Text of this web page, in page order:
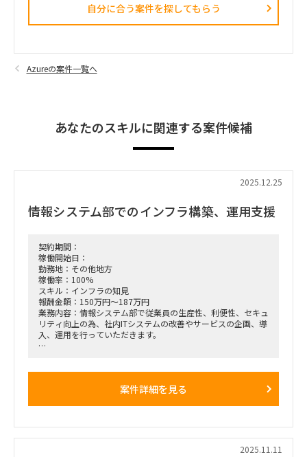
自分に合う案件を探してもらう​
Azureの案件一覧へ
あなたのスキルに関連する案件候補
2025.12.25
情報システム部でのインフラ構築、運用支援
契約期間：
稼働開始日：
勤務地：その他地方
稼働率：100%
スキル：インフラの知見
報酬金額：150万円～187万円
業務内容：情報システム部で従業員の生産性、利便性、セキュ
リティ向上の為、社内ITシステムの改善やサービスの企画、導
入、運用を行っていただきます。
・社内情報システムのインフラの不具合への恒久対策の検討・
案件詳細を見る
2025.11.11